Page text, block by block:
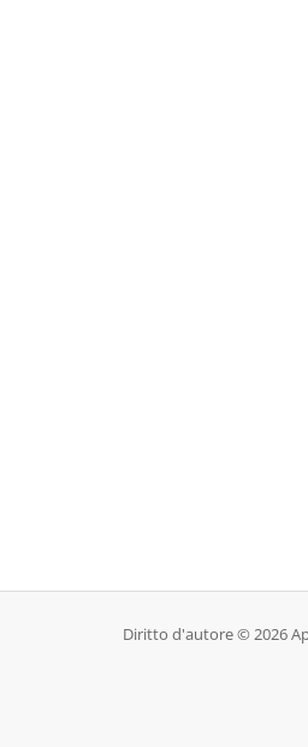
Diritto d'autore © 2026